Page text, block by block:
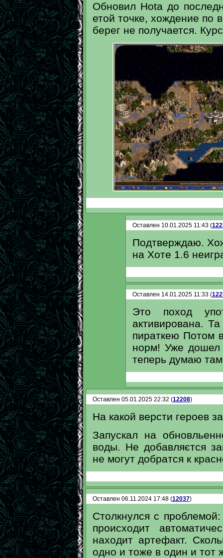
Обновил Hota до
етой точке, хождение по
берег не получается.
Оставлен 10.01.2025 11:43 (
Подтверждаю.
на Хоте 1.6
Оставлен 14.01.2025 11:33 (
Это поход
активирована.
пираткею Потом
норм! Уже дошел
теперь думаю
Оставлен 05.01.2025 22:32 (12208)
На какой версти героев
Запускал на
воды. Не добавляєтся
не могут добратся к
Оставлен 06.11.2024 17:48 (12037)
Столкнулся с
происходит
находит артефакт.
одно и тоже в один и тот